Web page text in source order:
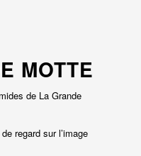
MOTTE
de La Grande
regard sur l’image